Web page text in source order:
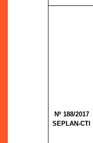
Nº 188/2017
SEPLAN-CTI